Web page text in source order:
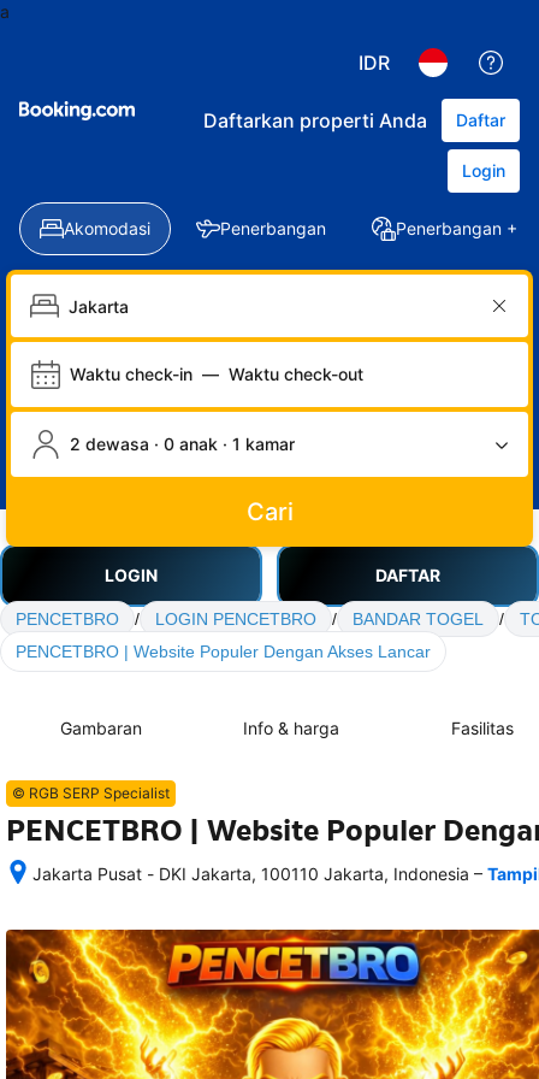
a
IDR
Daftarkan properti Anda Daftar
Login
Akomodasi Penerbangan Penerbangan +
Waktu check-in — Waktu check-out
2 dewasa · 0 anak · 1 kamar
Cari
LOGIN DAFTAR
PENCETBRO / LOGIN PENCETBRO / BANDAR TOGEL /
PENCETBRO | Website Populer Dengan Akses Lancar
Gambaran Info & harga Fasilitas
© RGB SERP Specialist
PENCETBRO | Website Populer
Jakarta Pusat - DKI Jakarta, 100110 Jakarta, Indonesia
semua
rincian
akomodasi
termasuk
nomor
telepon
–